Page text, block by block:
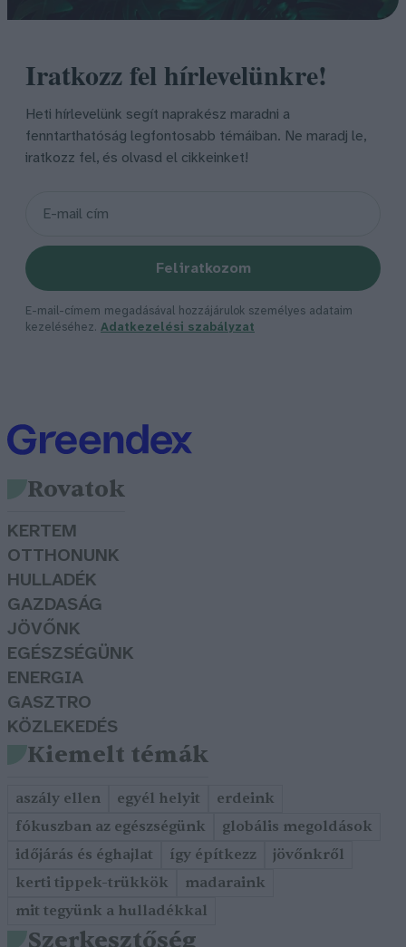
Iratkozz fel hírlevelünkre!
Heti hírlevelünk segít naprakész maradni a
fenntarthatóság legfontosabb témáiban. Ne maradj le,
iratkozz fel, és olvasd el cikkeinket!
Feliratkozom
E-mail-címem megadásával hozzájárulok személyes adataim
kezeléséhez. Adatkezelési szabályzat
Rovatok
KERTEM
OTTHONUNK
HULLADÉK
GAZDASÁG
JÖVŐNK
EGÉSZSÉGÜNK
ENERGIA
GASZTRO
KÖZLEKEDÉS
Kiemelt témák
aszály ellen egyél helyit
erdeink
fókuszban az egészségünk
globális megoldások
időjárás és éghajlat
így építkezz
jövőnkről
kerti tippek-trükkök
madaraink
mit tegyünk a hulladékkal
Szerkesztőség